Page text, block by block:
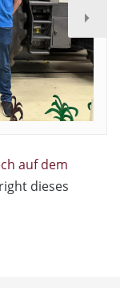
auf dem
dieses